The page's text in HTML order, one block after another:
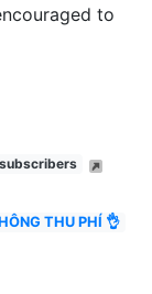
to
THU PHÍ 👌